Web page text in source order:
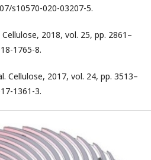
s10570-020-03207-5.
2018, vol. 25, pp. 2861–
1765-8.
Cellulose, 2017, vol. 24, pp. 3513–
1361-3.